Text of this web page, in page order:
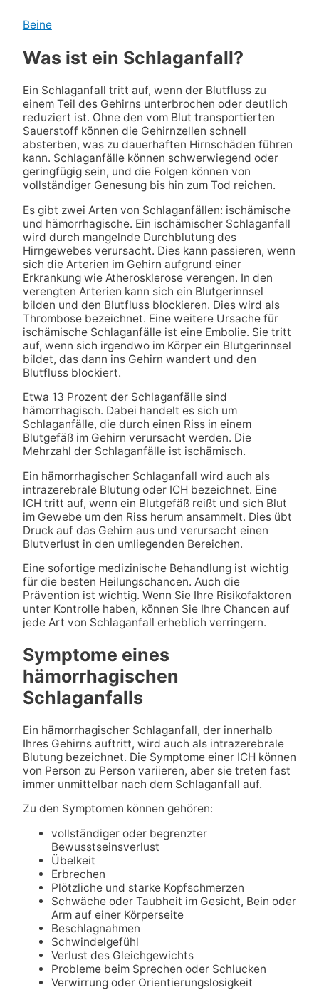
Beine
Was ist ein Schlaganfall?
Ein Schlaganfall tritt auf, wenn der Blutfluss zu
einem Teil des Gehirns unterbrochen oder deutlich
reduziert ist. Ohne den vom Blut transportierten
Sauerstoff können die Gehirnzellen schnell
absterben, was zu dauerhaften Hirnschäden führen
kann. Schlaganfälle können schwerwiegend oder
geringfügig sein, und die Folgen können von
vollständiger Genesung bis hin zum Tod reichen.
Es gibt zwei Arten von Schlaganfällen: ischämische
und hämorrhagische. Ein ischämischer Schlaganfall
wird durch mangelnde Durchblutung des
Hirngewebes verursacht. Dies kann passieren, wenn
sich die Arterien im Gehirn aufgrund einer
Erkrankung wie Atherosklerose verengen. In den
verengten Arterien kann sich ein Blutgerinnsel
bilden und den Blutfluss blockieren. Dies wird als
Thrombose bezeichnet. Eine weitere Ursache für
ischämische Schlaganfälle ist eine Embolie. Sie tritt
auf, wenn sich irgendwo im Körper ein Blutgerinnsel
bildet, das dann ins Gehirn wandert und den
Blutfluss blockiert.
Etwa 13 Prozent der Schlaganfälle sind
hämorrhagisch. Dabei handelt es sich um
Schlaganfälle, die durch einen Riss in einem
Blutgefäß im Gehirn verursacht werden. Die
Mehrzahl der Schlaganfälle ist ischämisch.
Ein hämorrhagischer Schlaganfall wird auch als
intrazerebrale Blutung oder ICH bezeichnet. Eine
ICH tritt auf, wenn ein Blutgefäß reißt und sich Blut
im Gewebe um den Riss herum ansammelt. Dies übt
Druck auf das Gehirn aus und verursacht einen
Blutverlust in den umliegenden Bereichen.
Eine sofortige medizinische Behandlung ist wichtig
für die besten Heilungschancen. Auch die
Prävention ist wichtig. Wenn Sie Ihre Risikofaktoren
unter Kontrolle haben, können Sie Ihre Chancen auf
jede Art von Schlaganfall erheblich verringern.
Symptome eines
hämorrhagischen
Schlaganfalls
Ein hämorrhagischer Schlaganfall, der innerhalb
Ihres Gehirns auftritt, wird auch als intrazerebrale
Blutung bezeichnet. Die Symptome einer ICH können
von Person zu Person variieren, aber sie treten fast
immer unmittelbar nach dem Schlaganfall auf.
Zu den Symptomen können gehören:
vollständiger oder begrenzter
Bewusstseinsverlust
Übelkeit
Erbrechen
Plötzliche und starke Kopfschmerzen
Schwäche oder Taubheit im Gesicht, Bein oder
Arm auf einer Körperseite
Beschlagnahmen
Schwindelgefühl
Verlust des Gleichgewichts
Probleme beim Sprechen oder Schlucken
Verwirrung oder Orientierungslosigkeit